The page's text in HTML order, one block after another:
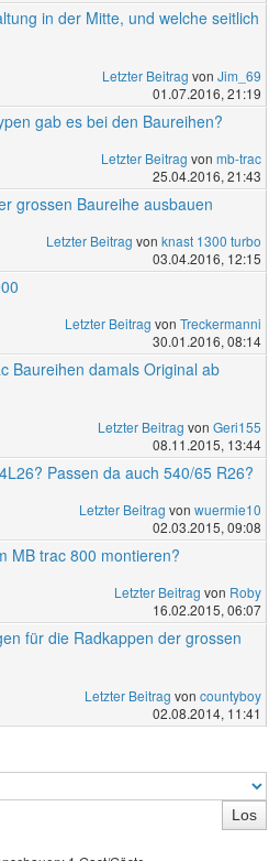
in der Mitte, und welche seitlich
Letzter Beitrag von Jim_69
01.07.2016, 21:19
gab es bei den Baureihen?
Letzter Beitrag von mb-trac
25.04.2016, 21:43
grossen Baureihe ausbauen
Letzter Beitrag von knast 1300 turbo
03.04.2016, 12:15
Letzter Beitrag von Treckermanni
30.01.2016, 08:14
Baureihen damals Original ab
Letzter Beitrag von Geri155
08.11.2015, 13:44
Passen da auch 540/65 R26?
Letzter Beitrag von wuermie10
02.03.2015, 09:08
MB trac 800 montieren?
Letzter Beitrag von Roby
16.02.2015, 06:07
für die Radkappen der grossen
Letzter Beitrag von countyboy
02.08.2014, 11:41